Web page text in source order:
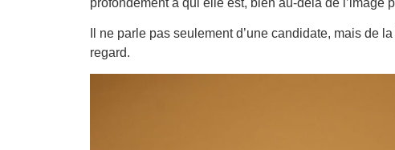
Il ne parle pas seulement d’une candidate, mais de
regard.